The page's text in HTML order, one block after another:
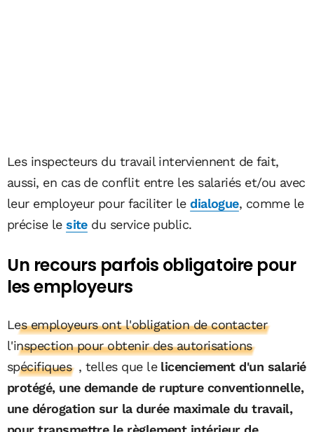
Les inspecteurs du travail interviennent de fait,
aussi, en cas de conflit entre les salariés et/ou avec
leur employeur pour faciliter ledialogue, comme le
précise lesitedu service public.
Un recours parfois obligatoire pour
les employeurs
Les employeurs ont l'obligation de contacter
l'inspection pour obtenir des autorisations
spécifiques , telles que le licenciement d'un salarié
protégé, une demande de rupture conventionnelle,
une dérogation sur la durée maximale du travail,